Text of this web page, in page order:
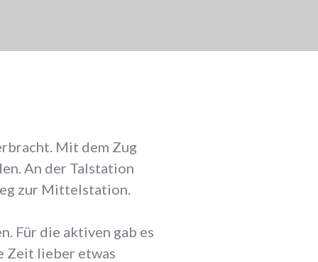
Mit dem Zug
An der Talstation
zur Mittelstation.
Für die aktiven gab es
Zeit lieber etwas